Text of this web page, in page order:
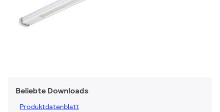
Beliebte Downloads
Produktdatenblatt